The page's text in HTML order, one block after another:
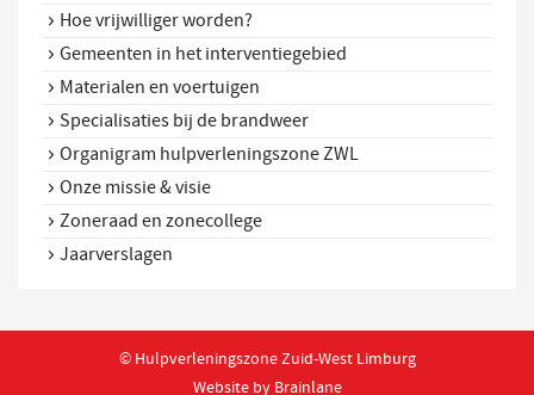
Hoe vrijwilliger worden?
Gemeenten in het interventiegebied
Materialen en voertuigen
Specialisaties bij de brandweer
Organigram hulpverleningszone ZWL
Onze missie & visie
Zoneraad en zonecollege
Jaarverslagen
© Hulpverleningszone Zuid-West Limburg
Website by Brainlane